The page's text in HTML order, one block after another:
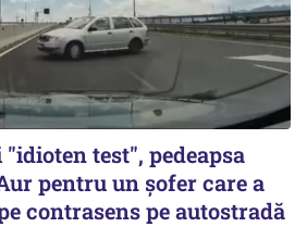
test", pedeapsa
pentru un şofer care a
contrasens pe autostradă